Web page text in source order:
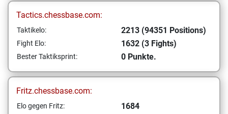
Tactics.chessbase.com:
Taktikelo: 2213 (94351 Positions)
Fight Elo: 1632 (3 Fights)
Bester Taktiksprint: 0 Punkte.
Fritz.chessbase.com:
Elo gegen Fritz: 1684